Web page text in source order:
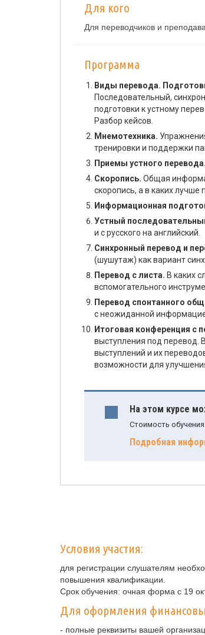
Для кого
Для переводчиков и
Программа
Виды перевода.
Последовательный,
подготовки к устному
Разбор кейсов.
Мнемотехника.
тренировки и поддержки
Приемы устного перевода.
Скоропись. Общая
скоропись, а в каких
Информационная
Устный
и с русского на английский.
Синхронный перевод и
(шушутаж) как вариант
Перевод с листа. В каких
вспомогательного
Перевод спонтанного
с неожиданной
Итоговая конференция с
выступления под перевод.
выступлений и их
возможности для
На этом курсе
Стоимость
Подробная
Условия участия:
для регистрации слушателям
повышения квалификации.
Срок обучения: очная форма с 19
Для оформления
- полные реквизиты вашей